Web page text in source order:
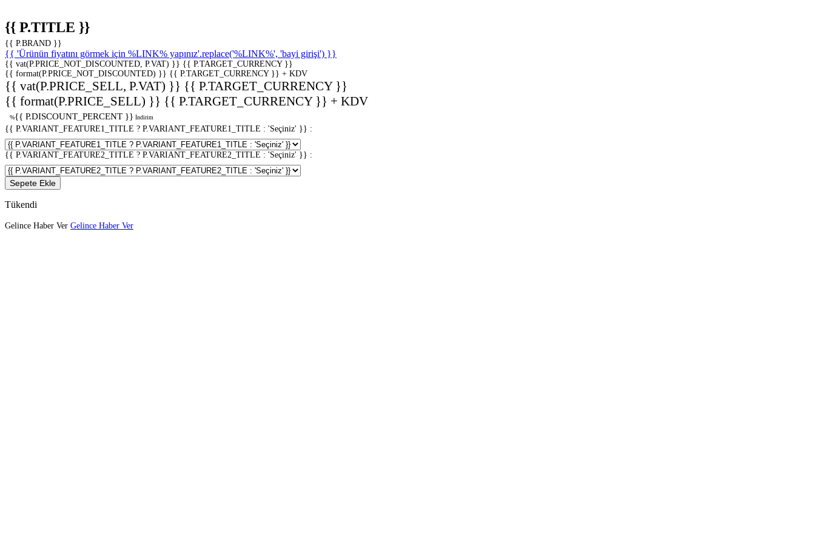
{{ P.TITLE }}
{{ P.BRAND }}
{{ 'Ürünün fiyatını görmek için %LINK% yapınız'.replace('%LINK%', 'bayi girişi') }}
{{ vat(P.PRICE_NOT_DISCOUNTED, P.VAT) }} {{ P.TARGET_CURRENCY }}
{{ format(P.PRICE_NOT_DISCOUNTED) }} {{ P.TARGET_CURRENCY }} + KDV
{{ vat(P.PRICE_SELL, P.VAT) }} {{ P.TARGET_CURRENCY }}
{{ format(P.PRICE_SELL) }} {{ P.TARGET_CURRENCY }} + KDV
%{{ P.DISCOUNT_PERCENT }} İndirim
{{ P.VARIANT_FEATURE1_TITLE ? P.VARIANT_FEATURE1_TITLE : 'Seçiniz' }} :
{{ P.VARIANT_FEATURE2_TITLE ? P.VARIANT_FEATURE2_TITLE : 'Seçiniz' }} :
Sepete Ekle
Tükendi
Gelince Haber Ver Gelince Haber Ver